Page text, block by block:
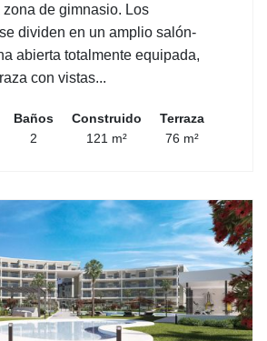
de gimnasio. Los
dividen en un amplio salón-
abierta totalmente equipada,
con vistas...
Baños
2
Construido
121 m²
Terraza
76 m²